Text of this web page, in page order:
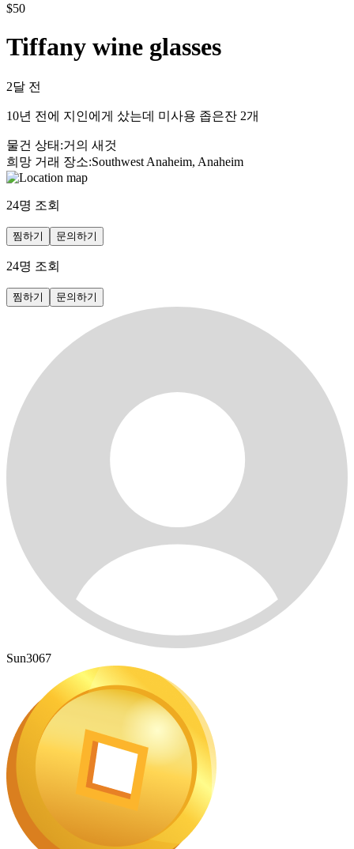
$50
Tiffany wine glasses
2달 전
10년 전에 지인에게 샀는데 미사용 좁은잔 2개
물건 상태 :거의 새것
희망 거래 장소:Southwest Anaheim, Anaheim
24명 조회
찜하기 문의하기
24명 조회
찜하기 문의하기
Sun3067